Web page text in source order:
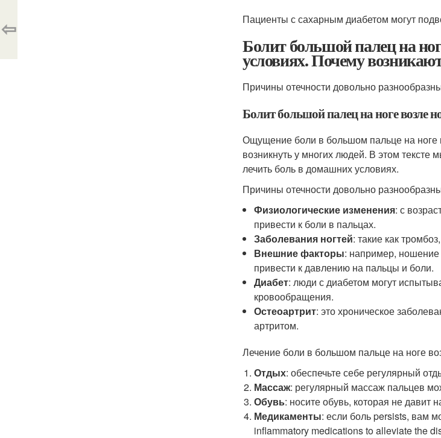
Пациенты с сахарным диабетом могут
Болит большой палец на
условиях. Почему
Причины отечности довольно
Болит большой палец на ноге возле
Ощущение боли в большом пальце на ноге
возникнуть у многих людей. В этом
лечить боль в домашних условиях.
Причины отечности довольно
Физиологические изменения: с
привести к боли в пальцах.
Заболевания ногтей: такие как
Внешние факторы: например, ношение
привести к давлению на пальцы и боли.
Диабет: люди с диабетом могут
кровообращения.
Остеоартрит: это хроническое
артритом.
Лечение боли в большом пальце на ноге
Отдых: обеспечьте себе регулярный
Массаж: регулярный массаж пальцев
Обувь: носите обувь, которая не давит
Медикаменты: если боль persists, вам
inflammatory medications to alleviate the
⇦